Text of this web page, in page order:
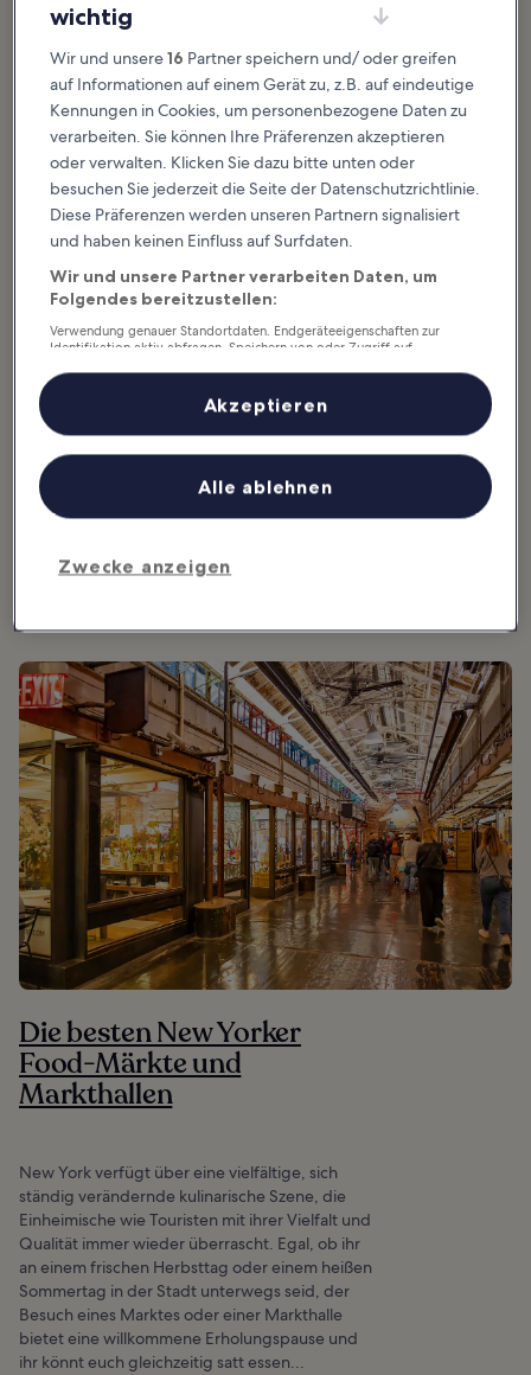
Die 13 besten
York
New York ist eine Fundgrube für
bekannte Sehenswürdigkeiten. In
diesem praktischen Reiseführer
haben wir die besten Aktivitäten
10 Filmschauplätze
New York ist dank seiner
stimmungsvollen Drehorte eine
der am häufigsten dargestellten
Städte im Kino. Seit Anfang des
20. Jahrhunderts...
10 kostenlose
Attraktionen in
New York
In New York gibt es eine Fülle an
Sehenswürdigkeiten,
einzigartigen Museen und
sogar das ganze Jahr über...
Die 9 besten
Aktivitäten für
Paare in New York
Die besten Aktivitäten für Paare in
Kerzenschein. Dank ihrer...
9 Tipps für einen
perfekten
Familientag in New
Trubel und Hektik, aber die Stadt
Die besten New Yorker
Food-Märkte und
Markthallen
New York verfügt über eine vielfältige, sich
ständig verändernde kulinarische Szene, die
Einheimische wie Touristen mit ihrer Vielfalt und
Qualität immer wieder überrascht. Egal, ob ihr
an einem frischen Herbsttag oder einem heißen
Sommertag in der Stadt unterwegs seid, der
Besuch eines Marktes oder einer Markthalle
bietet eine willkommene Erholungspause und
ihr könnt euch gleichzeitig satt essen...
wichtig
Wir und unsere16 Partner speichern und/ oder greifen
auf Informationen auf einem Gerät zu, z.B. auf eindeutige
Kennungen in Cookies, um personenbezogene Daten zu
verarbeiten. Sie können Ihre Präferenzen akzeptieren
oder verwalten. Klicken Sie dazu bitte unten oder
besuchen Sie jederzeit die Seite der Datenschutzrichtlinie.
Diese Präferenzen werden unseren Partnern signalisiert
und haben keinen Einfluss auf Surfdaten.
Wir und unsere Partner verarbeiten Daten, um
Folgendes bereitzustellen:
Verwendung genauer Standortdaten. Endgeräteeigenschaften zur
Identifikation aktiv abfragen. Speichern von oder Zugriff auf
Inhalte, Messung von Werbeleistung und der Performance von Inhalten,
Zielgruppenforschung sowie Entwicklung und Verbesserung von
Liste der Partner (Lieferanten)
Zwecke anzeigen
Alle ablehnen
Akzeptieren